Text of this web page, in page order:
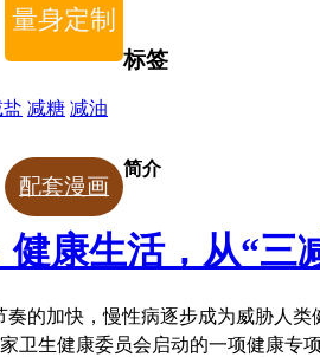
量身定制
标签
减糖 减油
配套漫画
简介
康生活，从“三
奏的加快，慢性病逐步成为威胁人
卫生健康委员会启动的一项健康